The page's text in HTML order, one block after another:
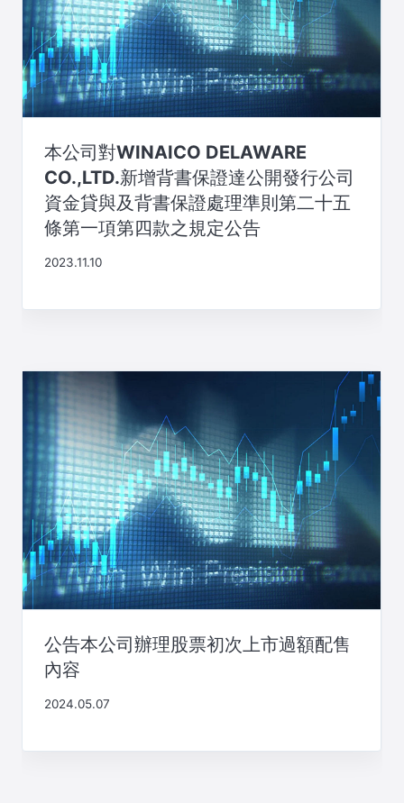
本公司對WINAICO DELAWARE
CO.,LTD.新增背書保證達公開發行公司
資金貸與及背書保證處理準則第二十五
條第一項第四款之規定公告
2023.11.10
公告本公司辦理股票初次上市過額配售
內容
2024.05.07